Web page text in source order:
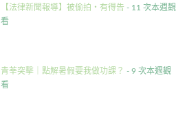
【法律新聞報導】被偷拍・有得告 - 11 次本週觀
看
青莘突擊｜點解暑假要我做功課？ - 9 次本週觀
看